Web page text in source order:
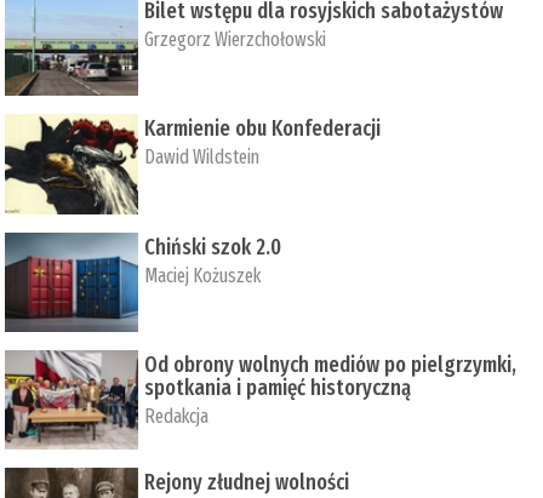
Bilet wstępu dla rosyjskich sabotażystów
Grzegorz Wierzchołowski
Karmienie obu Konfederacji
Dawid Wildstein
Chiński szok 2.0
Maciej Kożuszek
Od obrony wolnych mediów po pielgrzymki,
spotkania i pamięć historyczną
Redakcja
Rejony złudnej wolności